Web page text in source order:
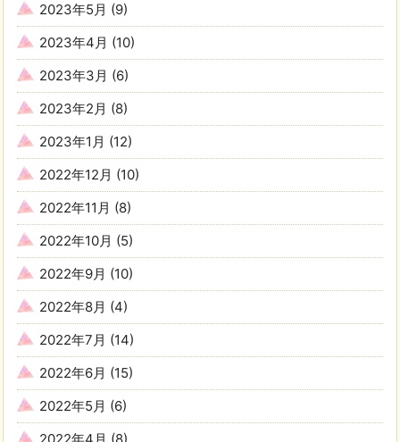
2023年5月 (9)
2023年4月 (10)
2023年3月 (6)
2023年2月 (8)
2023年1月 (12)
2022年12月 (10)
2022年11月 (8)
2022年10月 (5)
2022年9月 (10)
2022年8月 (4)
2022年7月 (14)
2022年6月 (15)
2022年5月 (6)